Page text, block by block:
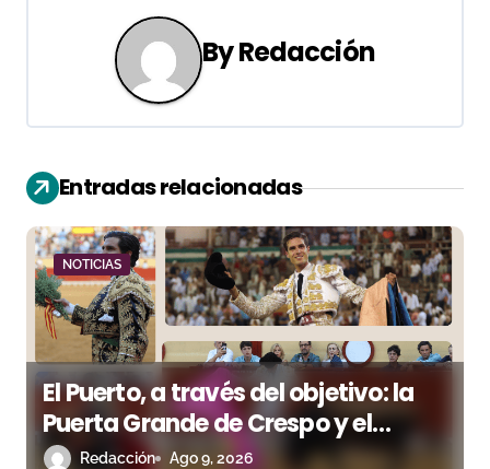
i
ó
n
d
e
e
n
t
ByRedacción
Entradas relacionadas
NOTICIAS
El Puerto, a través del objetivo: la
Puerta Grande de Crespo y el
aroma de Morante
Redacción Ago 9, 2026